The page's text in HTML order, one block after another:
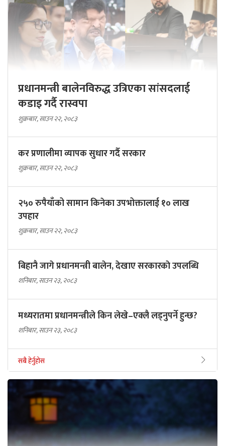
प्रधानमन्त्री बालेनविरुद्ध उत्रिएका सांसदलाई
कडाइ गर्दै रास्वपा
शुक्रबार, साउन २२, २०८३
कर प्रणालीमा व्यापक सुधार गर्दै सरकार
शुक्रबार, साउन २२, २०८३
२५० रुपैयाँको सामान किनेका उपभोक्तालाई १० लाख
उपहार
शुक्रबार, साउन २२, २०८३
बिहानै जागे प्रधानमन्त्री बालेन, देखाए सरकारकाे उपलब्धि
शनिबार, साउन २३, २०८३
मध्यरातमा प्रधानमन्त्रीले किन लेखे–एक्लै लड्नुपर्ने हुन्छ?
शनिबार, साउन २३, २०८३
सबै हेर्नुहोस